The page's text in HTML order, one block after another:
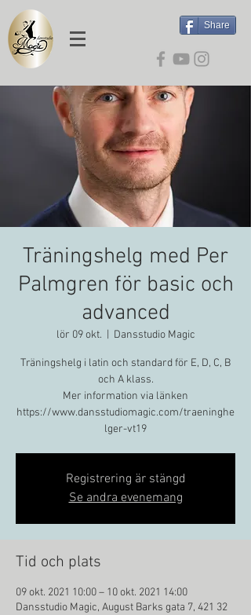
Share
Träningshelg med Per
Palmgren för basic och
advanced
lör 09 okt. Dansstudio Magic
Träningshelg i latin och standard för E, D, C, B
och A klass.
Mer information via länken
https://www.dansstudiomagic.com/traeninghe
lger-vt19
Registrering är stängd
Se andra evenemang
Tid och plats
09 okt. 2021 10:00 – 10 okt. 2021 14:00
Dansstudio Magic, August Barks gata 7, 421 32